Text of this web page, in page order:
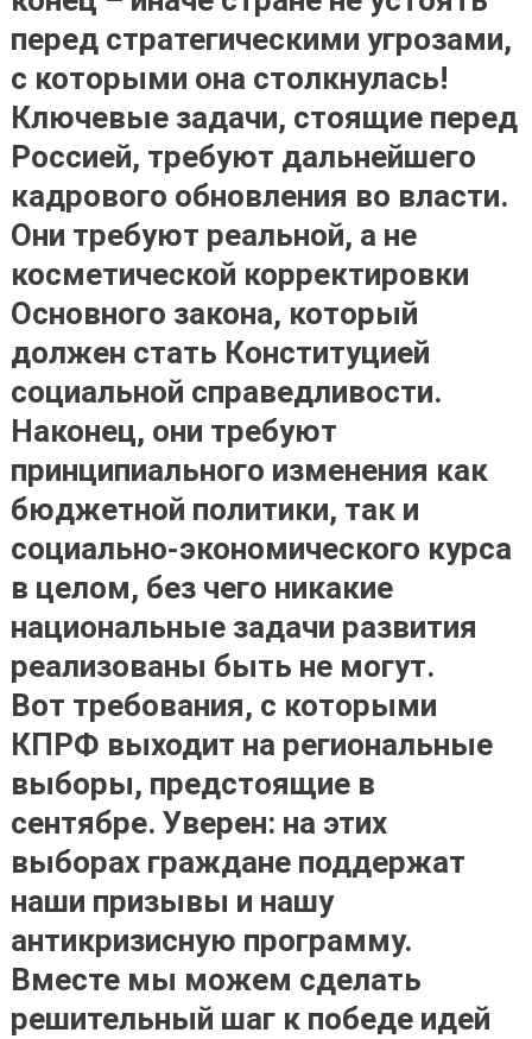
перед стратегическими угрозами,
с которыми она столкнулась!
Ключевые задачи, стоящие перед
Россией, требуют дальнейшего
кадрового обновления во власти.
Они требуют реальной, а не
косметической корректировки
Основного закона, который
должен стать Конституцией
социальной справедливости.
Наконец, они требуют
принципиального изменения как
бюджетной политики, так и
социально-экономического курса
в целом, без чего никакие
национальные задачи развития
реализованы быть не могут.
Вот требования, с которыми
КПРФ выходит на региональные
выборы, предстоящие в
сентябре. Уверен: на этих
выборах граждане поддержат
наши призывы и нашу
антикризисную программу.
Вместе мы можем сделать
решительный шаг к победе идей